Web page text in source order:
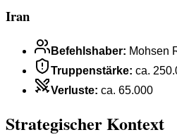
Iran
Befehlshaber: Mohsen
Truppenstärke: ca.
Verluste: ca. 65.000
Strategischer Kontext